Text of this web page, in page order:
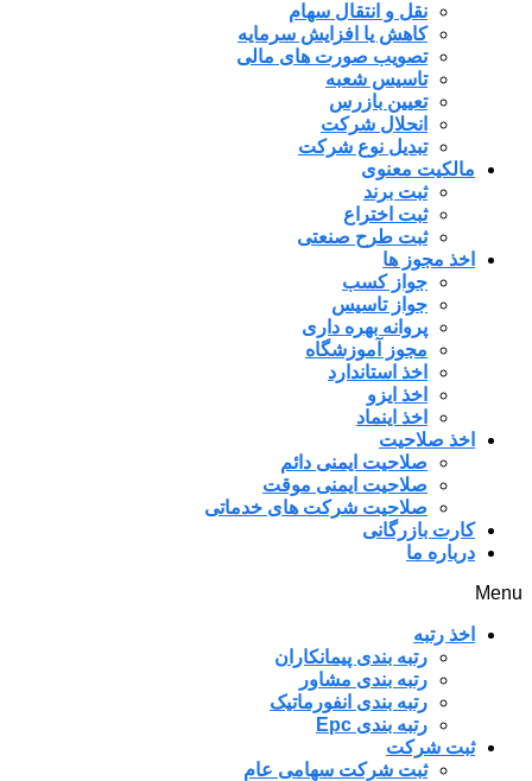
نقل و انتقال سهام
کاهش یا افزایش سرمایه
تصویب صورت های مالی
تاسیس شعبه
تعیین بازرس
انحلال شرکت
تبدیل نوع شرکت
مالکیت معنوی
ثبت برند
ثبت اختراع
ثبت طرح صنعتی
اخذ مجوز ها
جواز کسب
جواز تاسیس
پروانه بهره داری
مجوز آموزشگاه
اخذ استاندارد
اخذ ایزو
اخذ اینماد
اخذ صلاحیت
صلاحیت ایمنی دائم
صلاحیت ایمنی موقت
صلاحیت شرکت های خدماتی
کارت بازرگانی
درباره ما
Menu
اخذ رتبه
رتبه بندی پیمانکاران
رتبه بندی مشاور
رتبه بندی انفورماتیک
رتبه بندی Epc
ثبت شرکت
ثبت شرکت سهامی عام